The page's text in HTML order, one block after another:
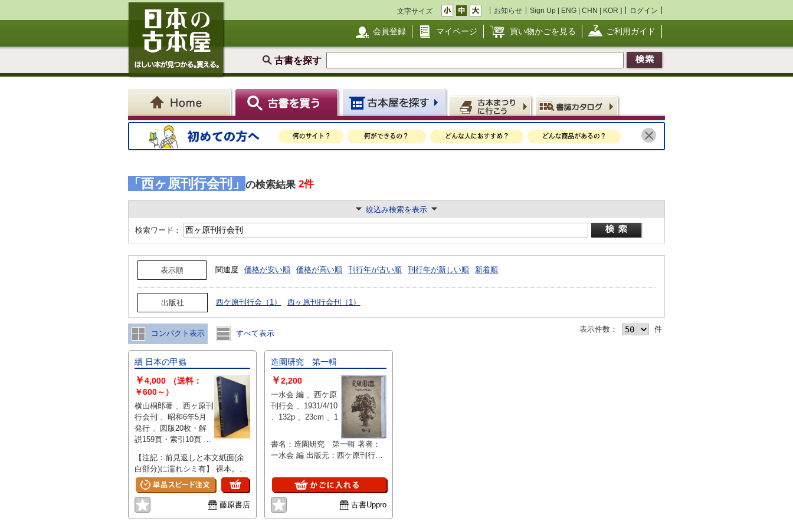
文字サイズ お知らせ Sign Up [ ENG | CHN | KOR ] ログイン
会員登録 マイページ 買い物かごを見る ご利用ガイド
古書を探す
「西ヶ原刊行会刊」 の検索結果 2件
絞込み検索を表示
検索ワード：
表示順 関連度 価格が安い順 価格が高い順 刊行年が古い順 刊行年が新しい順 新着順
出版社 西ケ原刊行会（1） 西ヶ原刊行会刊（1）
コンパクト表示 すべて表示 表示件数： 件
續 日本の甲蟲
￥4,000
（送料：
￥600～）
横山桐郎著 、西ヶ原刊
行会刊 、昭和6年5月
発行 、図版20枚・解
説159頁・索引10頁 、
【注記：前見返しと本文紙面(余
白部分)に濡れシミ有】 裸本。全
体的に強いヤケ・シミ多数有。表
紙に傷み・小口に薄汚れ有。扉頁
に個人蔵書印有。見返しに記名書
き有。その他の本文は概ね良好
藤原書店
造園研究 第一輯
￥2,200
一水会 編 、西ケ原
刊行会 、1931/4/10
、132p 、23cm 、1
書名：造園研究 第一輯 著者：
一水会 編 出版元：西ケ原刊行会
明：一水会編による「造園研究
第一輯」は、1931年に西ケ原刊
行会から刊行された造園に関する
研究書です。造園の理論や技術に
焦点を当てており、当時の造園学
古書Uppro